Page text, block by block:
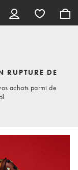
RUPTURE DE
achats parmi de